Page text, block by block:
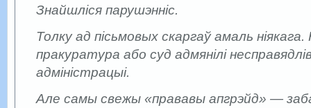
Знайшліся парушэнні­с.
Толку ад пісьмовых скаргаў амаль ніякага.
пракуратура або суд адмянілі
адміністрацыі.
Але самы свежы «прававы апгрэйд» —